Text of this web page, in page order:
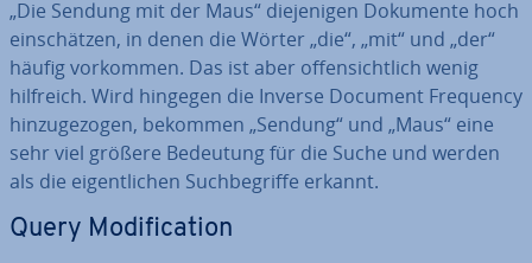
„Die Sendung mit der Maus“ die­je­ni­gen Dokumente hoch
ein­schät­zen, in denen die Wörter „die“, „mit“ und „der“
häufig vorkommen. Das ist aber of­fen­sicht­lich wenig
hilfreich. Wird hingegen die Inverse Document Frequency
hin­zu­ge­zo­gen, bekommen „Sendung“ und „Maus“ eine
sehr viel größere Bedeutung für die Suche und werden
als die ei­gent­li­chen Such­be­grif­fe erkannt.
Query Mo­di­fi­ca­ti­on